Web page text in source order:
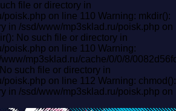
file or directory in
on line 110 Warning: mkdir():
in /ssd/www/mp3sklad.ru/poisk.php on
No such file or directory in
on line 110 Warning:
mp3sklad.ru/cache/0/0/8/
such file or directory in
on line 112 Warning: chmod():
in /ssd/www/mp3sklad.ru/poisk.php on